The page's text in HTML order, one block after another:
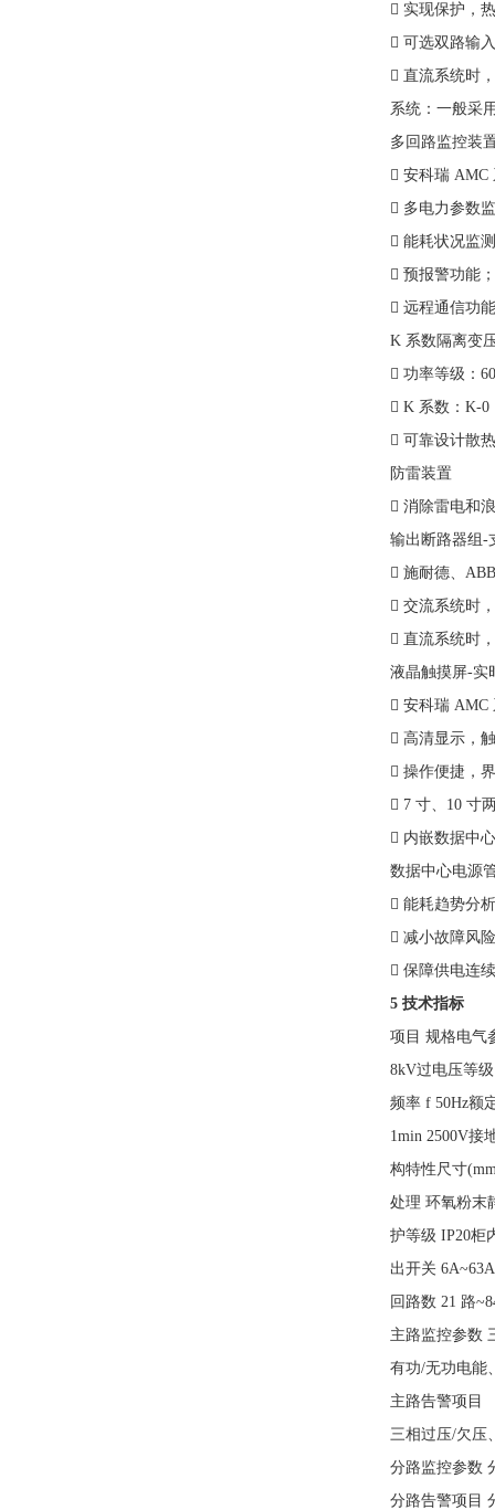
 实现保护，
 可选双路输
 直流系统时
系统：一般采
多回路监控装
 安科瑞 AMC
 多电力参数
 能耗状况监
 预报警功能；
 远程通信功
K 系数隔离变
 功率等级：
 K 系数：K-0
 可靠设计散
防雷装置
 消除雷电和
输出断路器组-
 施耐德、
 交流系统时
 直流系统时
液晶触摸屏-实
 安科瑞 AMC
 高清显示，
 操作便捷，
 7 寸、10 寸
 内嵌数据中
数据中心电源
 能耗趋势分析
 减小故障风险
 保障供电连续
5 技术指标
项目 规格电气
8kV过电压等
频率 f 50Hz额
1min 2500V接
构特性尺寸
处理 环氧粉末
护等级 IP20柜
出开关
回路数 21 路
主路监控参数
有功/无功电能
主路告警项目
三相过压/欠压
分路监控参数
分路告警项目